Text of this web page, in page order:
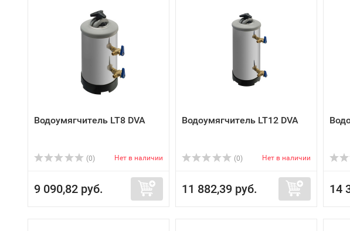
Водоумягчитель LT8 DVA
(0) Нет в наличии
9 090,82 руб.
Водоумягчитель LT12 DVA
(0) Нет в наличии
11 882,39 руб. 14